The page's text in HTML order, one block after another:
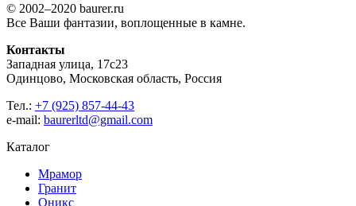
© 2002–2020 baurer.ru
Все Ваши фантазии, воплощенные в камне.
Контакты
Западная улица, 17с23
Одинцово, Московская область, Россия
Тел.: +7 (925) 857-44-43
e-mail: baurerltd@gmail.com
Каталог
Мрамор
Гранит
Оникс